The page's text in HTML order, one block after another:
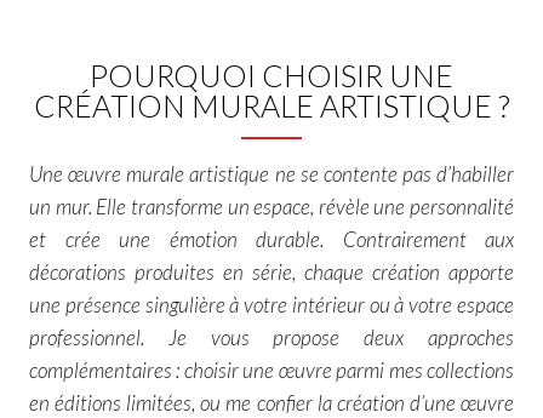
POURQUOI CHOISIR UNE
CRÉATION MURALE ARTISTIQUE ?
Une œuvre murale artistique ne se contente pas d’habiller
un mur. Elle transforme un espace, révèle une personnalité
et crée une émotion durable. Contrairement aux
décorations produites en série, chaque création apporte
une présence singulière à votre intérieur ou à votre espace
professionnel. Je vous propose deux approches
complémentaires : choisir une œuvre parmi mes collections
en éditions limitées, ou me confier la création d’une œuvre